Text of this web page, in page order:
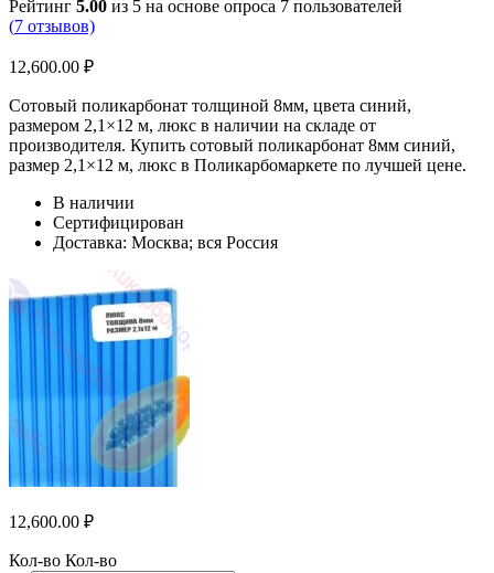
Рейтинг 5.00 из 5 на основе опроса 7 пользователей
(7 отзывов)
12,600.00 ₽
Сотовый поликарбонат толщиной 8мм, цвета синий,
размером 2,1×12 м, люкс в наличии на складе от
производителя. Купить сотовый поликарбонат 8мм синий,
размер 2,1×12 м, люкс в Поликарбомаркете по лучшей цене.
В наличии
Сертифицирован
Доставка: Москва; вся Россия
12,600.00 ₽
Кол-во Кол-во